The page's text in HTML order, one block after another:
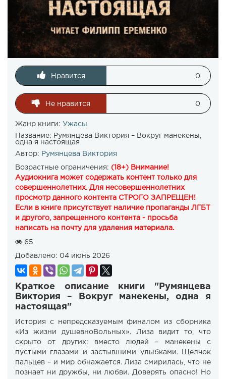
Нравится 0
Не нравится 0
Жанр книги: Ужасы
Название: Румянцева Виктория – Вокруг манекены,
одна я настоящая
Автор: Румянцева Виктория
Возрастные ограничения: (18+) Внимание!
Аудиокнига может содержать контент только для
совершеннолетних. Для несовершеннолетних
просмотр данного контента СТРОГО ЗАПРЕЩЕН!
Если в книге присутствует наличие пропаганды ЛГБТ
и другого, запрещенного контента - просьба
написать на почту для удаления материала.
65
Добавлено: 04 июнь 2026
Краткое описание книги "Румянцева
Виктория – Вокруг манекены, одна я
настоящая"
История с непредсказуемым финалом из сборника
«Из жизни душевноВольных». Лиза видит то, что
скрыто от других: вместо людей – манекены с
пустыми глазами и застывшими улыбками. Щелчок
пальцев – и мир обнажается. Лиза смирилась, что не
познает ни дружбы, ни любви. Доверять опасно! Но